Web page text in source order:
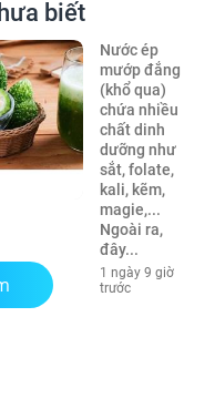
biết
Nước ép
mướp đắng
(khổ qua)
chứa nhiều
chất dinh
dưỡng như
sắt, folate,
kali, kẽm,
magie,...
Ngoài ra,
đây...
1 ngày 9 giờ
trước